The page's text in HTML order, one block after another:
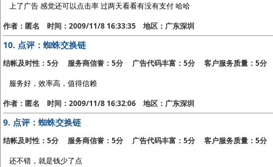
上了广告 感觉还可以点击率 过两天看看有没有支付 哈哈
作者：匿名 时间：2009/11/8 16:33:35 地区：广东深圳
10. 点评：蜘蛛交换链
结帐及时性：5分 服务商信誉：5分 广告代码丰富：5分 客户服务质量：5分
服务好，效率高，值得信赖
作者：匿名 时间：2009/11/8 16:32:06 地区：广东深圳
9. 点评：蜘蛛交换链
结帐及时性：5分 服务商信誉：5分 广告代码丰富：5分 客户服务质量：5分
还不错，就是钱少了点